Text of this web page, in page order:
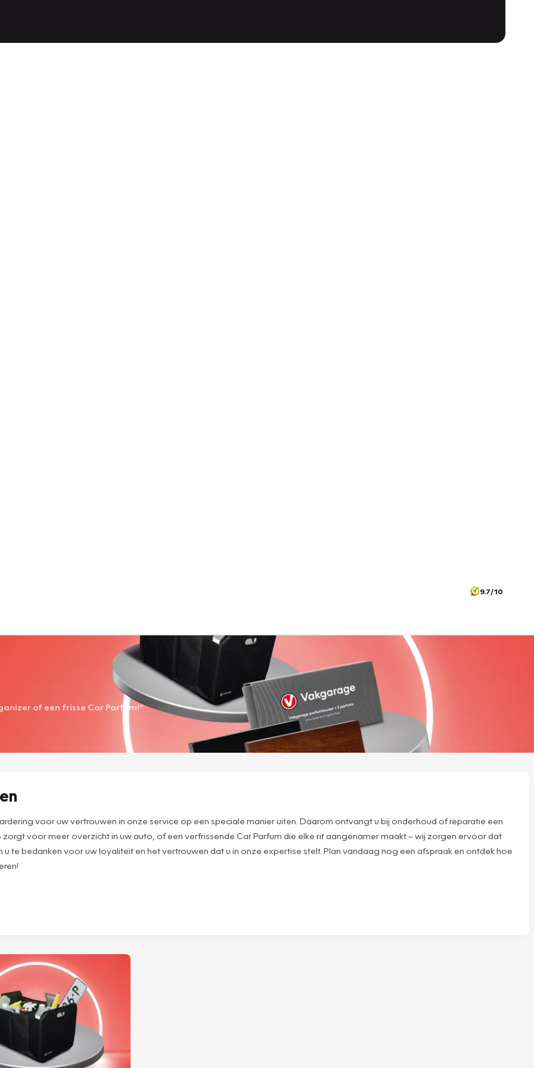
9.7/10
of een frisse Car Parfum!*
voor uw vertrouwen in onze service op een speciale manier uiten. Daarom ontvangt u bij onderhoud of reparatie een
voor meer overzicht in uw auto, of een verfrissende Car Parfum die elke rit aangenamer maakt – wij zorgen ervoor dat
te bedanken voor uw loyaliteit en het vertrouwen dat u in onze expertise stelt. Plan vandaag nog een afspraak en ontdek hoe